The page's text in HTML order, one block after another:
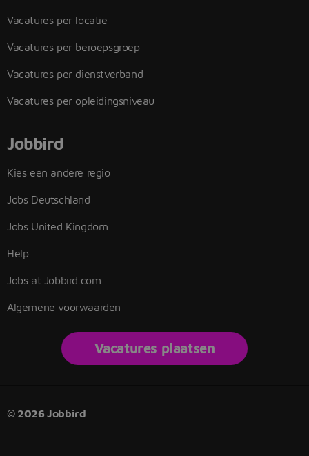
Vacatures per locatie
Vacatures per beroepsgroep
Vacatures per dienstverband
Vacatures per opleidingsniveau
Jobbird
Kies een andere regio
Jobs Deutschland
Jobs United Kingdom
Help
Jobs at Jobbird.com
Algemene voorwaarden
Vacatures plaatsen
© 2026 Jobbird